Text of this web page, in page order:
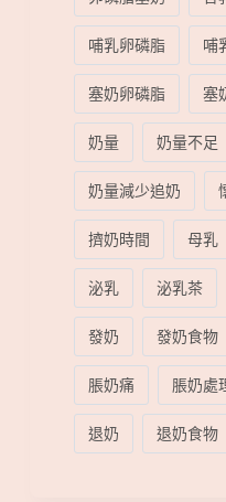
哺乳卵磷脂
哺
塞奶卵磷脂
塞
奶量
奶量不足
奶量減少追奶
擠奶時間
母乳
泌乳
泌乳茶
發奶
發奶食物
脹奶痛
脹奶處
退奶
退奶食物